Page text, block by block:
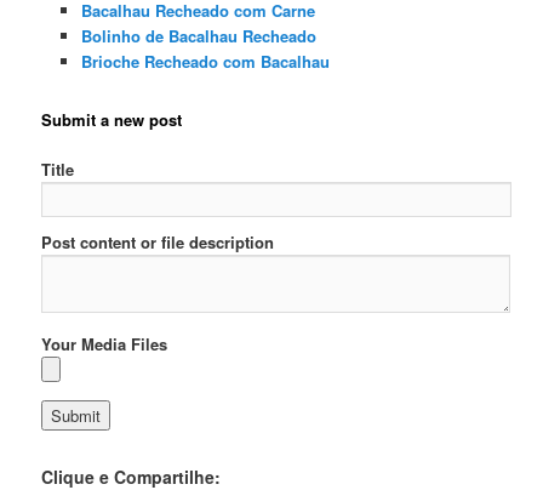
Bacalhau Recheado com Carne
Bolinho de Bacalhau Recheado
Brioche Recheado com Bacalhau
Submit a new post
Title
Post content or file description
Your Media Files
Clique e Compartilhe: